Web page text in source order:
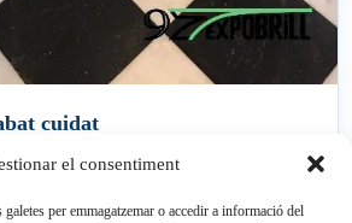
el consentiment
per emmagatzemar o accedir a informació del
cuidat
ajuda a treballar de manera uniforme